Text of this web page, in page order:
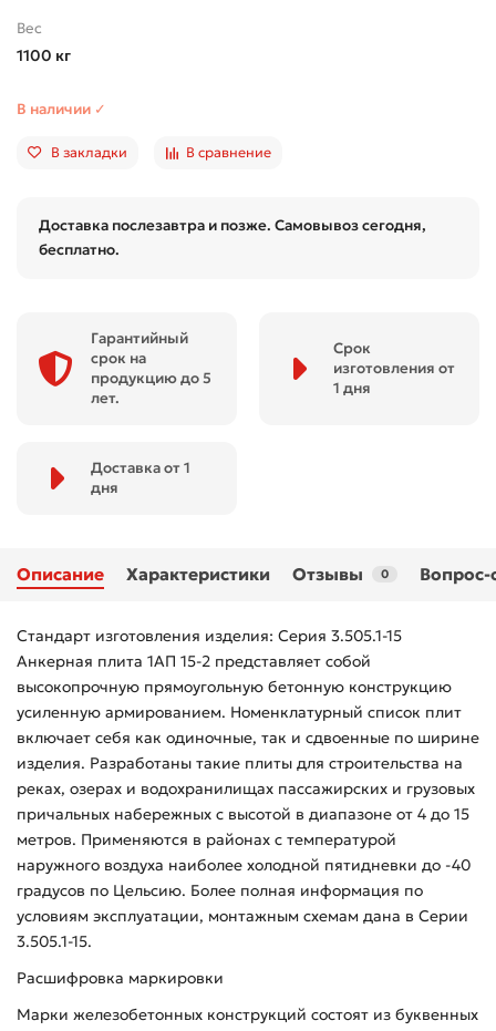
Вес
1100 кг
В наличии ✓
В закладки В сравнение
Доставка послезавтра и позже. Самовывоз сегодня,
бесплатно.
Гарантийный
срок на
продукцию до 5
лет.
Срок
изготовления от
1 дня
Доставка от 1
дня
Описание Характеристики Отзывы 0 Вопрос-
Стандарт изготовления изделия: Серия 3.505.1-15
Анкерная плита 1АП 15-2 представляет собой
высокопрочную прямоугольную бетонную конструкцию
усиленную армированием. Номенклатурный список плит
включает себя как одиночные, так и сдвоенные по ширине
изделия. Разработаны такие плиты для строительства на
реках, озерах и водохранилищах пассажирских и грузовых
причальных набережных с высотой в диапазоне от 4 до 15
метров. Применяются в районах с температурой
наружного воздуха наиболее холодной пятидневки до -40
градусов по Цельсию. Более полная информация по
условиям эксплуатации, монтажным схемам дана в Серии
3.505.1-15.
Расшифровка маркировки
Марки железобетонных конструкций состоят из буквенных